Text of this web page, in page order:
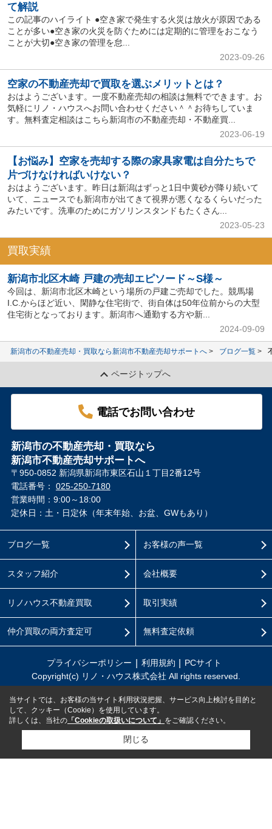
て解説
この記事のハイライト ●空き家で発生する火災は放火が原因である
ことが多い●空き家の火災を防ぐためには定期的に管理をおこなう
ことが大切●空き家の管理を怠...
2023-09-26
空家の不動産売却で買取を選ぶメリットとは？
おはようございます。一度不動産売却の相談は無料でできます。お
気軽にリノ・ハウスへお問い合わせください＾＾お待ちしていま
す。無料査定相談はこちら新潟市の不動産売却・不動産買...
2023-06-19
【お悩み】空家を売却する際の家具家電は自分たちで
片づけなければいけない？
おはようございます。昨日は新潟はずっと1日中黄砂が降り続いて
いて、ニュースでも新潟市が出てきて視界が悪くなるくらいだった
みたいです。洗車のためにガソリンスタンドもたくさん...
2023-05-23
買取実績
新潟市北区木崎 戸建の売却エピソード～S様～
今回は、新潟市北区木崎という場所の戸建ご売却でした。競馬場
I.C.からほど近い、閑静な住宅街で、街自体は50年位前からの大型
住宅街となっております。新潟市へ通勤する方や新...
2024-09-09
新潟市の不動産売却・買取なら新潟市不動産売却サポートへ ブログ一覧
ページトップへ
電話でお問い合わせ
新潟市の不動産売却・買取なら
新潟市不動産売却サポートへ
〒950-0852 新潟県新潟市東区石山１丁目2番12号
電話番号： 025-250-7180
営業時間：9:00～18:00
定休日：土・日定休（年末年始、お盆、GWもあり）
ブログ一覧
スタッフ紹介
リノハウス不動産買取
仲介買取の両方査定可
お客様の声一覧
会社概要
取引実績
無料査定依頼
プライバシーポリシー 利用規約
PCサイト
Copyright(c) リノ・ハウス株式会社 All rights reserved.
当サイトでは、お客様の当サイト利用状況把握、サービス向上検討を目的と
して、クッキー（Cookie）を使用しています。
詳しくは、当社の 「Cookieの取扱いについて」 をご確認ください。
閉じる